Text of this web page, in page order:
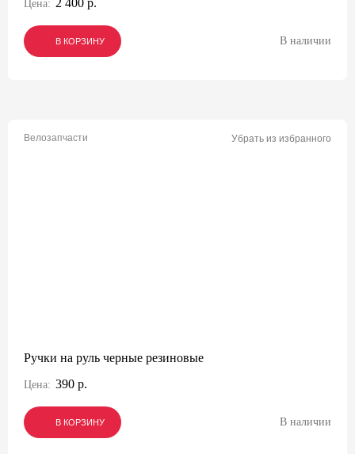
Цена: 2 400 р.
В КОРЗИНУ
В КОРЗИНУ
В КОРЗИНУ В наличии
Велозапчасти Убрать из избранного
Ручки на руль черные резиновые
Цена: 390 р.
В КОРЗИНУ
В КОРЗИНУ
В КОРЗИНУ В наличии